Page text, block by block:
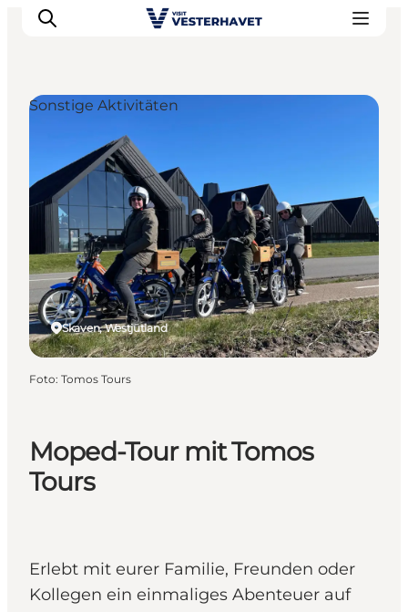
Events
Erlebnisse
Unsere Städte
Essen & Übernachtung
Tickets kaufen
Plane deine Reise
Moped-Tour mit Tomos
Tours
Erlebt mit eurer Familie, Freunden oder
Kollegen ein einmaliges Abenteuer auf
Skaven, Westjütland
Sonstige Aktivitäten
Foto: Tomos Tours